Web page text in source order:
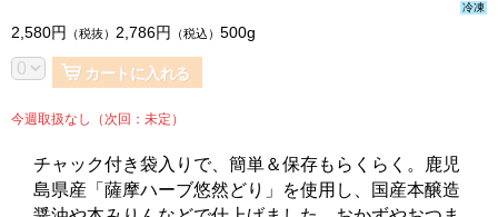
冷凍
2,580円 （税抜） 2,786円 （税込） 500g
カートに入れる
今週取扱なし（次回：未定）
チャック付き袋入りで、簡単＆保存もらくらく。鹿児
島県産「薩摩ハーブ悠然どり」を使用し、国産本醸造